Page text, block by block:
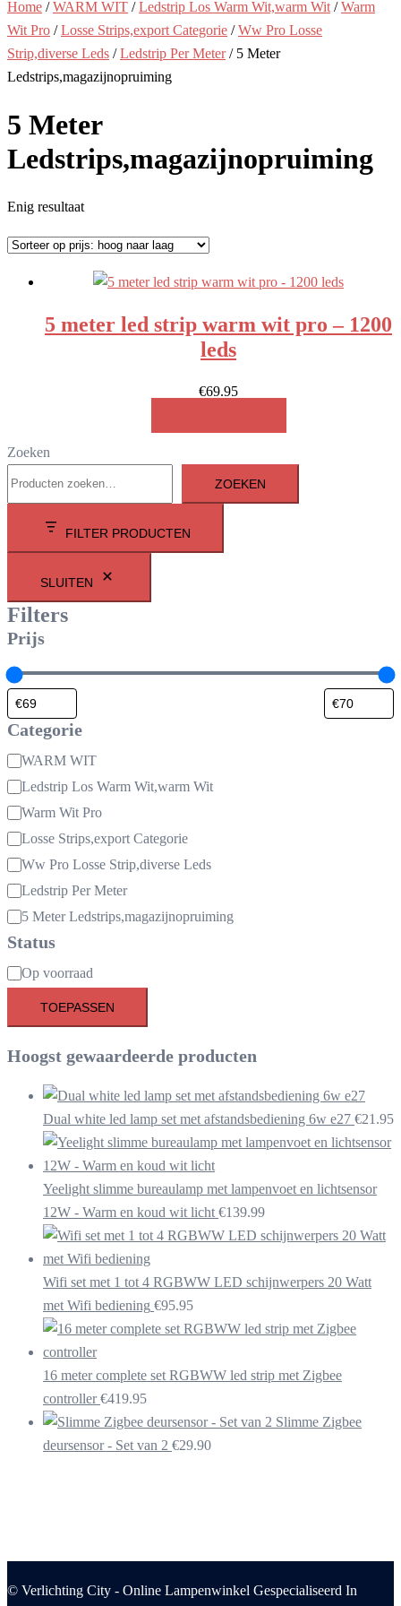
Home /WARM WIT /Ledstrip Los Warm Wit,warm Wit /Warm
Wit Pro /Losse Strips,export Categorie /Ww Pro Losse
Strip,diverse Leds /Ledstrip Per Meter/ 5 Meter
Ledstrips,magazijnopruiming
5 Meter
Ledstrips,magazijnopruiming
Enig resultaat
5 meter led strip warm wit pro – 1200
leds
€69.95
Zoeken
ZOEKEN
FILTER PRODUCTEN
SLUITEN
Filters
Prijs
Categorie
Categorie
WARM WIT
Ledstrip Los Warm Wit,warm Wit
Warm Wit Pro
Losse Strips,export Categorie
Ww Pro Losse Strip,diverse Leds
Ledstrip Per Meter
5 Meter Ledstrips,magazijnopruiming
Status
Beschikbaarheid
Op voorraad
TOEPASSEN
Hoogst gewaardeerde producten
Dual white led lamp set met afstandsbediening 6w e27 €21.95
Yeelight slimme bureaulamp met lampenvoet en lichtsensor
12W - Warm en koud wit licht €139.99
Wifi set met 1 tot 4 RGBWW LED schijnwerpers 20 Watt
met Wifi bediening €95.95
16 meter complete set RGBWW led strip met Zigbee
controller €419.95
Slimme Zigbee
deursensor - Set van 2 €29.90
© Verlichting City - Online Lampenwinkel Gespecialiseerd In